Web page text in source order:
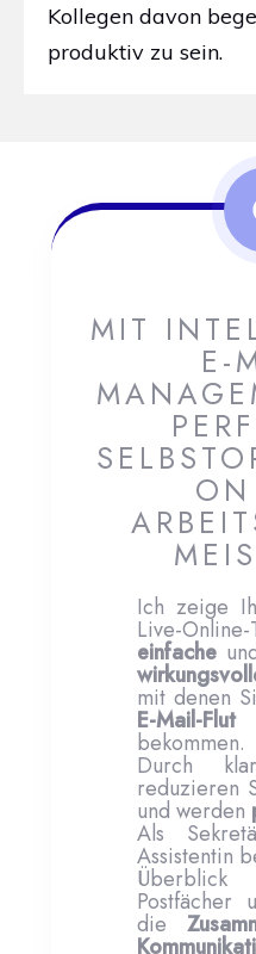
Kollegen davon
produktiv zu sein.
MIT
E-
Ich zeige
Live-
einfache
mit denen
E-Mail-
bekommen.
Durch
reduzieren
und werden
Als
Assistentin
Postfächer
die